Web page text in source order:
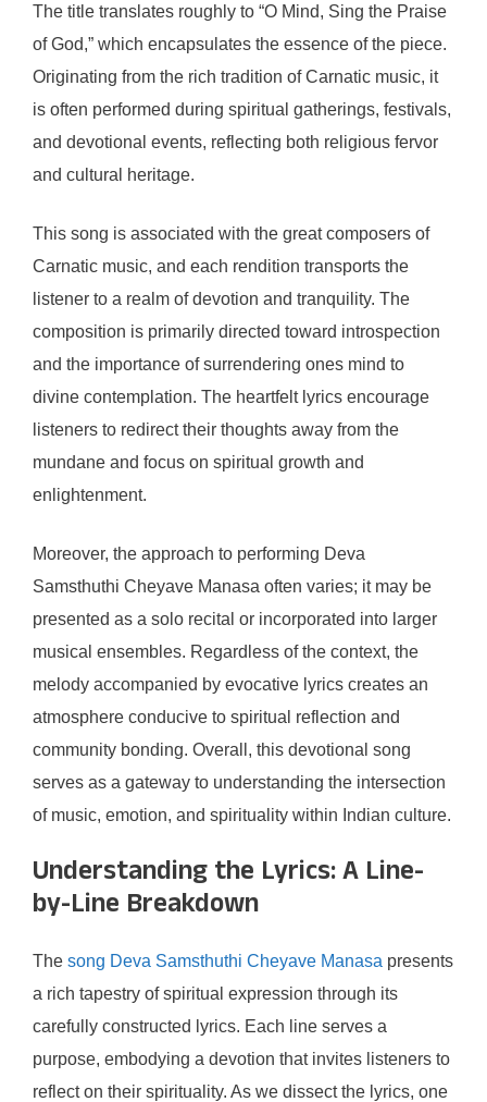
The title translates roughly to “O Mind, Sing the Praise
of God,” which encapsulates the essence of the piece.
Originating from the rich tradition of Carnatic music, it
is often performed during spiritual gatherings, festivals,
and devotional events, reflecting both religious fervor
and cultural heritage.
This song is associated with the great composers of
Carnatic music, and each rendition transports the
listener to a realm of devotion and tranquility. The
composition is primarily directed toward introspection
and the importance of surrendering ones mind to
divine contemplation. The heartfelt lyrics encourage
listeners to redirect their thoughts away from the
mundane and focus on spiritual growth and
enlightenment.
Moreover, the approach to performing Deva
Samsthuthi Cheyave Manasa often varies; it may be
presented as a solo recital or incorporated into larger
musical ensembles. Regardless of the context, the
melody accompanied by evocative lyrics creates an
atmosphere conducive to spiritual reflection and
community bonding. Overall, this devotional song
serves as a gateway to understanding the intersection
of music, emotion, and spirituality within Indian culture.
Understanding the Lyrics: A Line-
by-Line Breakdown
The song Deva Samsthuthi Cheyave Manasa presents
a rich tapestry of spiritual expression through its
carefully constructed lyrics. Each line serves a
purpose, embodying a devotion that invites listeners to
reflect on their spirituality. As we dissect the lyrics, one